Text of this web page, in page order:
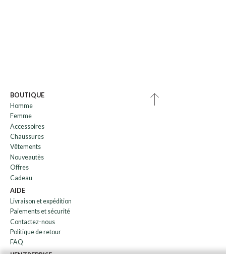
BOUTIQUE
Homme
Femme
Accessoires
Chaussures
Vêtements
Nouveautès
Offres
Cadeau
AIDE
Livraison et expédition
Paiements et sécurité
Contactez-nous
Politique de retour
FAQ
L'ENTREPRISE